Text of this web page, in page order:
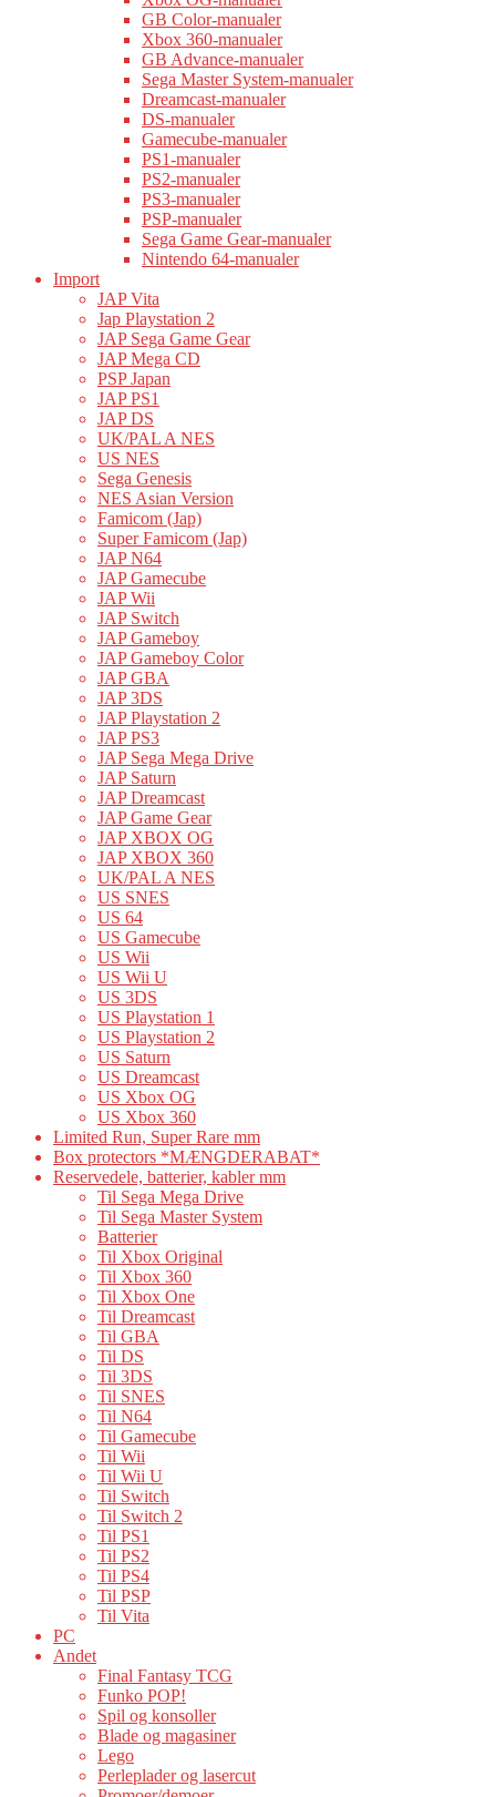
GB Color-manualer
Xbox 360-manualer
GB Advance-manualer
Sega Master System-manualer
Dreamcast-manualer
DS-manualer
Gamecube-manualer
PS1-manualer
PS2-manualer
PS3-manualer
PSP-manualer
Sega Game Gear-manualer
Nintendo 64-manualer
Import
JAP Vita
Jap Playstation 2
JAP Sega Game Gear
JAP Mega CD
PSP Japan
JAP PS1
JAP DS
UK/PAL A NES
US NES
Sega Genesis
NES Asian Version
Famicom (Jap)
Super Famicom (Jap)
JAP N64
JAP Gamecube
JAP Wii
JAP Switch
JAP Gameboy
JAP Gameboy Color
JAP GBA
JAP 3DS
JAP Playstation 2
JAP PS3
JAP Sega Mega Drive
JAP Saturn
JAP Dreamcast
JAP Game Gear
JAP XBOX OG
JAP XBOX 360
UK/PAL A NES
US SNES
US 64
US Gamecube
US Wii
US Wii U
US 3DS
US Playstation 1
US Playstation 2
US Saturn
US Dreamcast
US Xbox OG
US Xbox 360
Limited Run, Super Rare mm
Box protectors *MÆNGDERABAT*
Reservedele, batterier, kabler mm
Til Sega Mega Drive
Til Sega Master System
Batterier
Til Xbox Original
Til Xbox 360
Til Xbox One
Til Dreamcast
Til GBA
Til DS
Til 3DS
Til SNES
Til N64
Til Gamecube
Til Wii
Til Wii U
Til Switch
Til Switch 2
Til PS1
Til PS2
Til PS4
Til PSP
Til Vita
PC
Andet
Final Fantasy TCG
Funko POP!
Spil og konsoller
Blade og magasiner
Lego
Perleplader og lasercut